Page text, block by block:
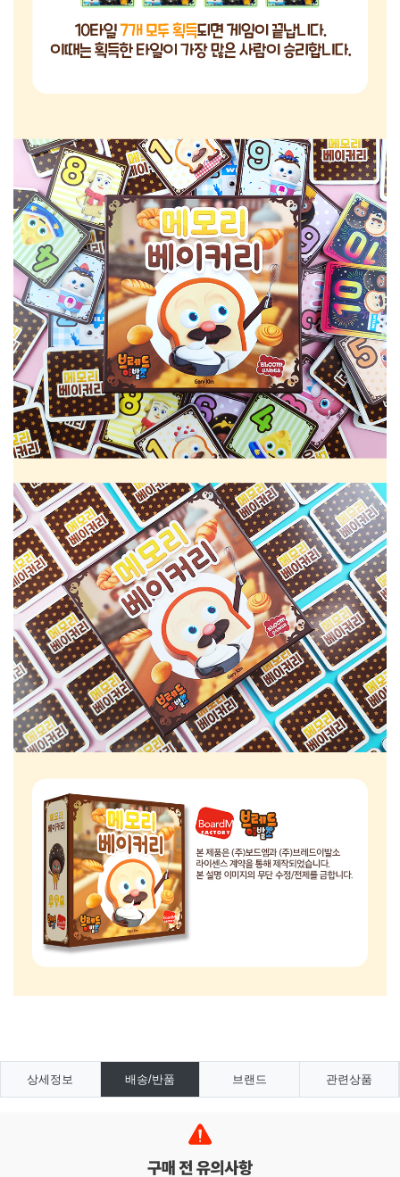
상세정보 배송/반품 브랜드 관련상품